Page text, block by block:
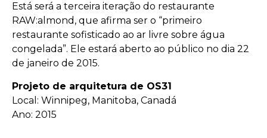
Está será a terceira iteração do restaurante
RAW:almond, que afirma ser o “primeiro
restaurante sofisticado ao ar livre sobre água
congelada”. Ele estará aberto ao público no dia 22
de janeiro de 2015.
Projeto de arquitetura de OS31
Local: Winnipeg, Manitoba, Canadá
Ano: 2015